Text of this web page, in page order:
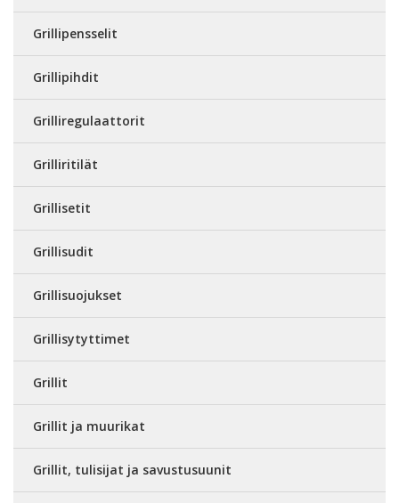
Grillipensselit
Grillipihdit
Grilliregulaattorit
Grilliritilät
Grillisetit
Grillisudit
Grillisuojukset
Grillisytyttimet
Grillit
Grillit ja muurikat
Grillit, tulisijat ja savustusuunit